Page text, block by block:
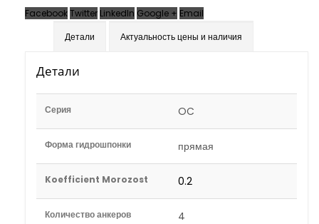
FacebookTwitter LinkedIn Google + Email
Детали
Актуальность цены и наличия
Детали
Серия OC
Форма гидрошпонки прямая
Koefficient Morozost 0.2
Количество анкеров 4